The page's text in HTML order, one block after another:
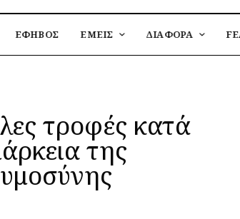
ΕΦΗΒΟΣ ΕΜΕΙΣ ΔΙΑΦΟΡΑ
τροφές κατά
της